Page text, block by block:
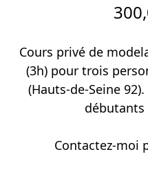
Cours privé de
(3h) pour trois
(Hauts-de-Seine
Contactez-moi